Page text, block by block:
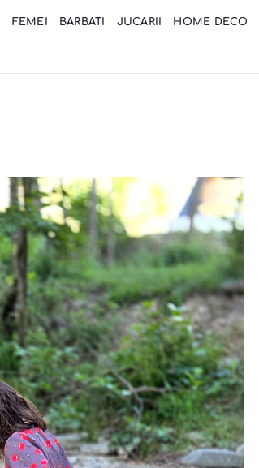
FEMEI BARBATI JUCARII HOME DECO